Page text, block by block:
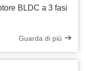
BLDC a 3 fasi
Guarda di più